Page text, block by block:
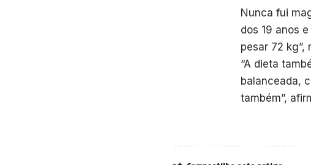
Nunca fui
dos 19 anos
pesar 72 kg”,
“A dieta
balanceada,
também”,